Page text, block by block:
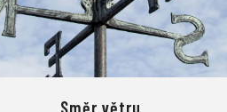
Směr větru